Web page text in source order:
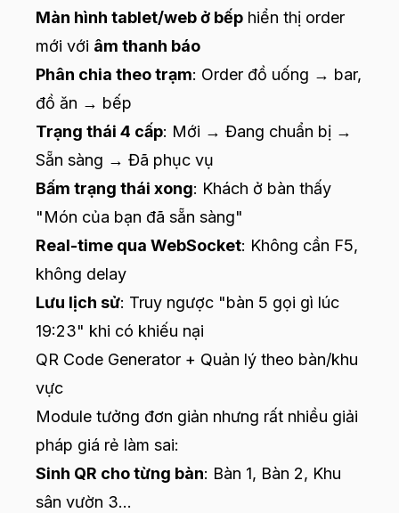
Màn hình tablet/web ở bếp hiển thị order
mới với âm thanh báo
Phân chia theo trạm: Order đồ uống → bar,
đồ ăn → bếp
Trạng thái 4 cấp: Mới → Đang chuẩn bị →
Sẵn sàng → Đã phục vụ
Bấm trạng thái xong: Khách ở bàn thấy
"Món của bạn đã sẵn sàng"
Real-time qua WebSocket: Không cần F5,
không delay
Lưu lịch sử: Truy ngược "bàn 5 gọi gì lúc
19:23" khi có khiếu nại
QR Code Generator + Quản lý theo bàn/khu
vực
Module tưởng đơn giản nhưng rất nhiều giải
pháp giá rẻ làm sai:
Sinh QR cho từng bàn: Bàn 1, Bàn 2, Khu
sân vườn 3…